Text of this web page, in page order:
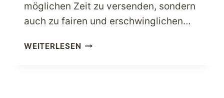
möglichen Zeit zu versenden, sondern
auch zu fairen und erschwinglichen…
WEITERLESENDINGE,